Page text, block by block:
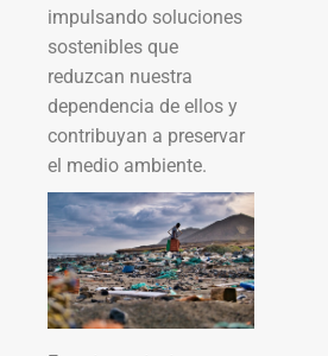
impulsando soluciones
sostenibles que
reduzcan nuestra
dependencia de ellos y
contribuyan a preservar
el medio ambiente.